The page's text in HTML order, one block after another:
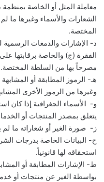
معاملة المثل أو الخاصة
الشعارات والأسماء وغيرها ما
المختصة.
د- الإشارات والدمغات الرسمية
الفقرة (ج) والخاصة برقابتها
مصرحاً بها من السلطة المختصة.
هـ- الرموز المطابقة أو
وغيرها من الرموز الأخرى
و- الأسماء الجغرافية إذا كان
يتعلق بمصدر المنتجات أو
ز- صورة الغير أو شعاراته ما
ح- البيانات الخاصة بدرجات
استحقاقه لها قانونياً.
ط- الإشارات المطابقة أو
بواسطة الغير عن منتجات أو